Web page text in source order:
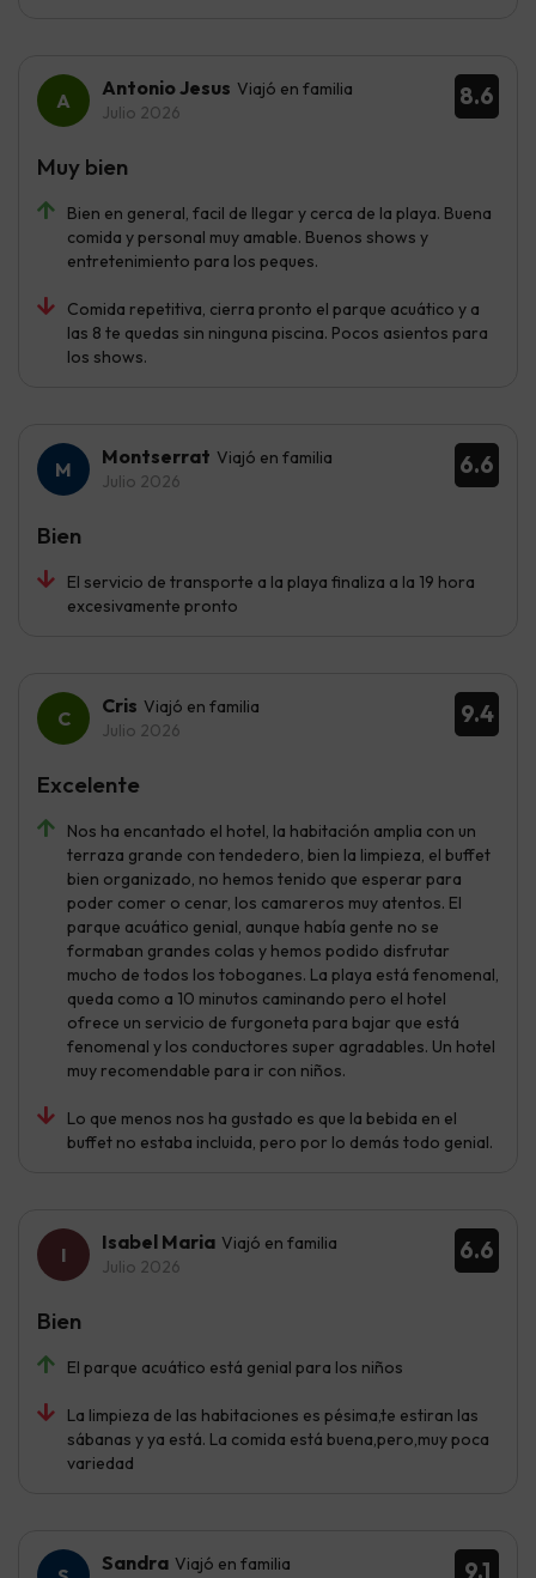
8.6
Antonio Jesus Viajó en familia
Julio 2026
Bien en general, facil de llegar y cerca de la playa. Buena
comida y personal muy amable. Buenos shows y
entretenimiento para los peques.
Comida repetitiva, cierra pronto el parque acuático y a
las 8 te quedas sin ninguna piscina. Pocos asientos para
los shows.
Muy bien
6.6
Montserrat Viajó en familia
Julio 2026
El servicio de transporte a la playa finaliza a la 19 hora
excesivamente pronto
Bien
9.4
Cris Viajó en familia
Julio 2026
Nos ha encantado el hotel, la habitación amplia con un
terraza grande con tendedero, bien la limpieza, el buffet
bien organizado, no hemos tenido que esperar para
poder comer o cenar, los camareros muy atentos. El
parque acuático genial, aunque había gente no se
formaban grandes colas y hemos podido disfrutar
mucho de todos los toboganes. La playa está fenomenal,
queda como a 10 minutos caminando pero el hotel
ofrece un servicio de furgoneta para bajar que está
fenomenal y los conductores super agradables. Un hotel
muy recomendable para ir con niños.
Lo que menos nos ha gustado es que la bebida en el
buffet no estaba incluida, pero por lo demás todo genial.
Excelente
6.6
Isabel Maria Viajó en familia
Julio 2026
El parque acuático está genial para los niños
La limpieza de las habitaciones es pésima,te estiran las
sábanas y ya está. La comida está buena,pero,muy poca
variedad
Bien
9.1
Sandra Viajó en familia